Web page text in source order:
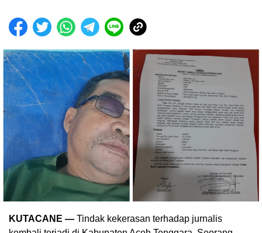
KUTACANE — Tindak kekerasan terhadap jurnalis